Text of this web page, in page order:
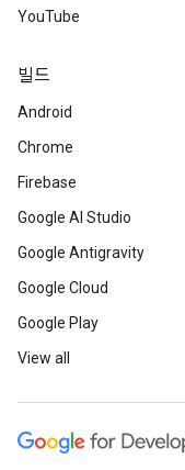
YouTube
빌드
Android
Chrome
Firebase
Google AI Studio
Google Antigravity
Google Cloud
Google Play
View all